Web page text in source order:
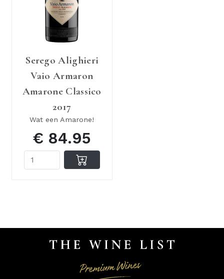
Serego Alighieri
Vaio Armaron
Amarone Classico
2017
Wat een Amarone!
€ 84.95